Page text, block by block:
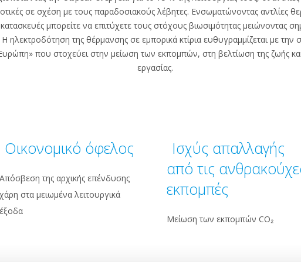
σε σχέση με τους παραδοσιακούς λέβητες. Ενσωματώνοντας αντλίες
μπορείτε να επιτύχετε τους στόχους βιωσιμότητας μειώνοντας
ηλεκτροδότηση της θέρμανσης σε εμπορικά κτίρια ευθυγραμμίζεται με την
που στοχεύει στην μείωση των εκπομπών, στη βελτίωση της ζωής
εργασίας.
Οικονομικό όφελος
Απόσβεση της αρχικής επένδυσης
χάρη στα μειωμένα λειτουργικά
έξοδα
Ισχύς απαλλαγής
από τις
εκπομπές
Μείωση των εκπομπών CO₂